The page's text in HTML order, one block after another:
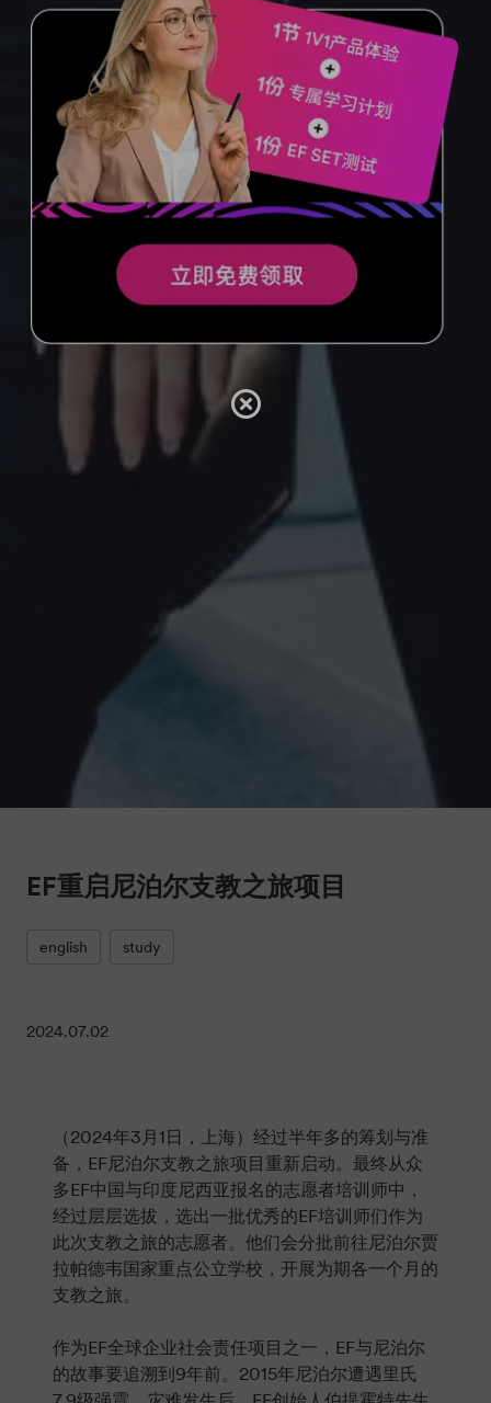
EF重启尼泊尔支教之旅项目
english study
2024.07.02
（2024年3月1日，上海）经过半年多的筹划与准
备，EF尼泊尔支教之旅项目重新启动。最终从众
多EF中国与印度尼西亚报名的志愿者培训师中，
经过层层选拔，选出一批优秀的EF培训师们作为
此次支教之旅的志愿者。他们会分批前往尼泊尔贾
拉帕德韦国家重点公立学校，开展为期各一个月的
支教之旅。
作为EF全球企业社会责任项目之一，EF与尼泊尔
的故事要追溯到9年前。2015年尼泊尔遭遇里氏